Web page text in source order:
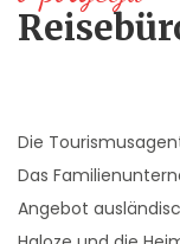
Die
Das
Angebot